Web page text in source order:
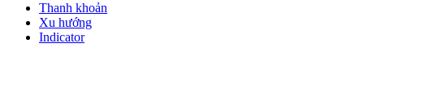
Thanh khoản
Xu hướng
Indicator